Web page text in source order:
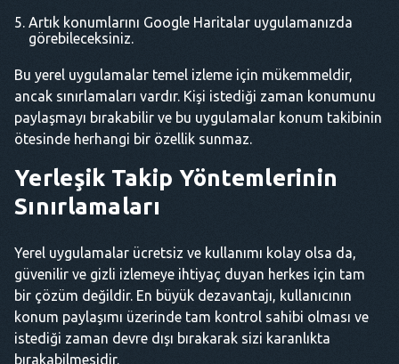
Artık konumlarını Google Haritalar uygulamanızda
görebileceksiniz.
Bu yerel uygulamalar temel izleme için mükemmeldir,
ancak sınırlamaları vardır. Kişi istediği zaman konumunu
paylaşmayı bırakabilir ve bu uygulamalar konum takibinin
ötesinde herhangi bir özellik sunmaz.
Yerleşik Takip Yöntemlerinin
Sınırlamaları
Yerel uygulamalar ücretsiz ve kullanımı kolay olsa da,
güvenilir ve gizli izlemeye ihtiyaç duyan herkes için tam
bir çözüm değildir. En büyük dezavantajı, kullanıcının
konum paylaşımı üzerinde tam kontrol sahibi olması ve
istediği zaman devre dışı bırakarak sizi karanlıkta
bırakabilmesidir.